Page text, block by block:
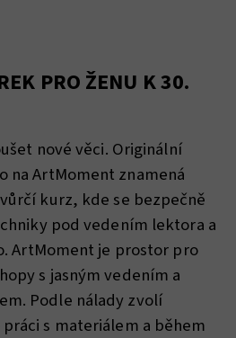
PRO ŽENU K 30.
nové věci. Originální
na ArtMoment znamená
kurz, kde se bezpečně
pod vedením lektora a
ArtMoment je prostor pro
s jasným vedením a
Podle nálady zvolí
s materiálem a během